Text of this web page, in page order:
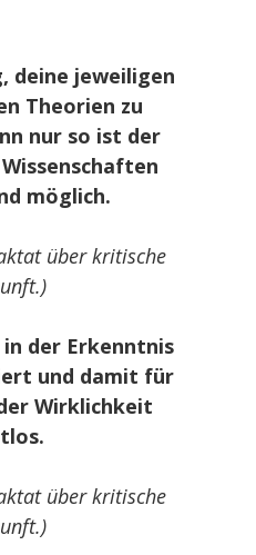
deine jeweiligen
Theorien zu
nur so ist der
möglich.
über kritische
der Erkenntnis
und damit für
Wirklichkeit
über kritische